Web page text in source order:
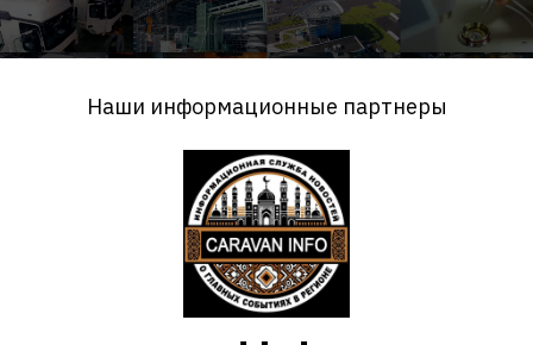
Наши информационные партнеры